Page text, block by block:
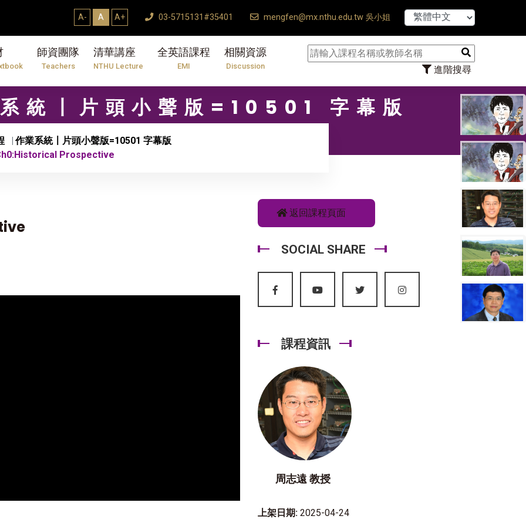
A- A A+ 03-5715131#35401 mengfen@mx.nthu.edu.tw 吳小姐
師資團隊
Teachers
清華講座
NTHU Lecture
全英語課程
EMI
相關資源
Discussion 進階搜尋
【7/31】114學年度第2學期研究生論文口試結束
統〡片頭小聲版=10501 字幕版
作業系統〡片頭小聲版=10501 字幕版
Prospective
返回課程頁面
SOCIAL SHARE
課程資訊
周志遠 教授
上架日期: 2025-04-24